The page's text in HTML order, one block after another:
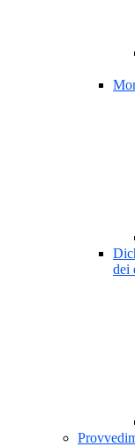
dei